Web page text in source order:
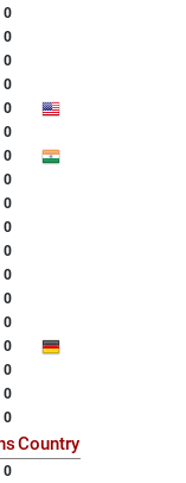
0
0
0
0
0
0
0
0
0
0
0
0
0
0
0
0
0
0
Country
0